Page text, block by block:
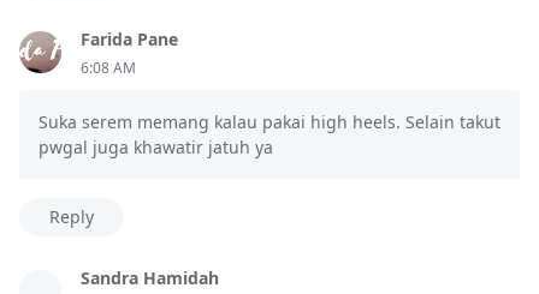
Farida Pane
6:08 AM
Suka serem memang kalau pakai high heels. Selain takut
pwgal juga khawatir jatuh ya
Reply
Sandra Hamidah